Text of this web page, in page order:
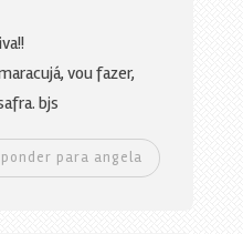
vou fazer,
bjs
para angela